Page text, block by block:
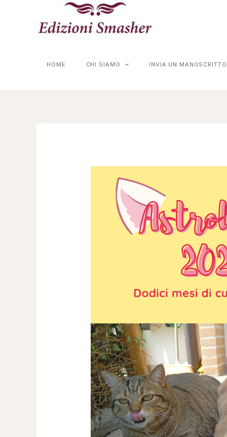
contenuto
HOME CHI SIAMO INVIA UN MANOSCRITTO